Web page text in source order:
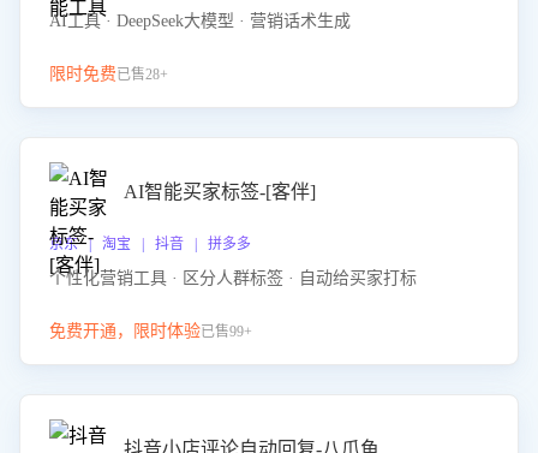
AI工具 · DeepSeek大模型 · 营销话术生成
限时免费已售28+
AI智能买家标签-[客伴]
京东 | 淘宝 | 抖音 | 拼多多
个性化营销工具 · 区分人群标签 · 自动给买家打标
免费开通，限时体验已售99+
抖音小店评论自动回复-八爪鱼